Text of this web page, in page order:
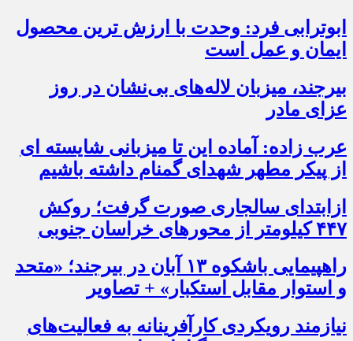
ابوترابی فرد: وحدت با ارزش ترین محصول
ایمان و عمل است
بیرجند، میزبان لاله‌های بی‌نشان در روز
عزای مادر
عرب زاده: آماده این تا میزبانی شایسته ای
از پیکر مطهر شهدای گمنام داشته باشیم
ازابتدای سالجاری صورت گرفت؛ روکش
۴۴۷ کیلومتر از محورهای خراسان جنوبی
راهپیمایی باشکوه ۱۳ آبان در بیرجند؛ «متحد
و استوار مقابل استکبار» + تصاویر
نیازمند رویکردی کارآفرینانه به فعالیت‌های